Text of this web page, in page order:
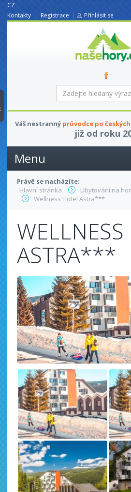
CZ
Kontakty
Registrace Přihlásit se
nasehory.cz
Váš nestranný průvodce po
již od roku
Menu
Právě se nacházíte:
Hlavní stránka
Ubytování na
Wellness Hotel Astra***
ASTRA***